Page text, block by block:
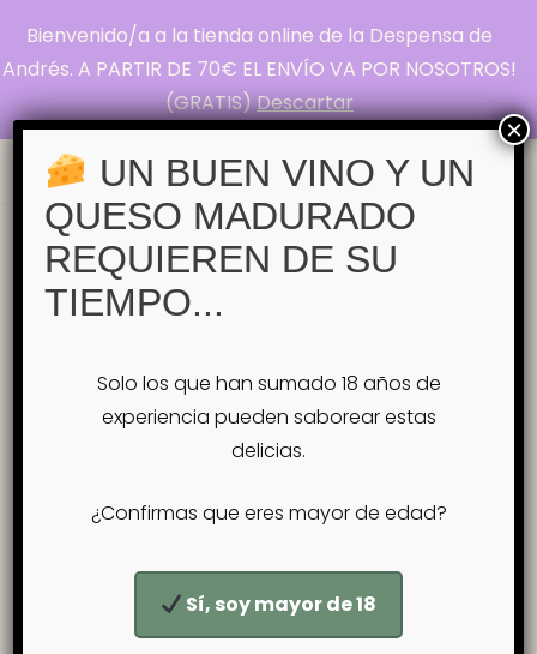
Bienvenido/a a la tienda online de la Despensa de
Andrés. A PARTIR DE 70€ EL ENVÍO VA POR NOSOTROS!
(GRATIS)Descartar
La Despensa de
Andrés
Pasión por el Queso
Inicio Tienda
ACOMPAÑANTES PARA
MARIDAR
ACEITES
Aceite de Oliva Frutado
Virgen Extra – Racó de Paya
– Racó de Paya
UN BUEN VINO Y UN
QUESO MADURADO
REQUIEREN DE SU
TIEMPO...
Solo los que han sumado 18 años de
experiencia pueden saborear estas
delicias.
¿Confirmas que eres mayor de edad?
Sí, soy mayor de 18
×